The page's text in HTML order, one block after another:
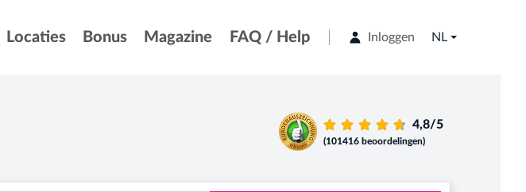
Locaties Bonus Magazine FAQ / Help Inloggen NL
4,8/5
(101416 beoordelingen)